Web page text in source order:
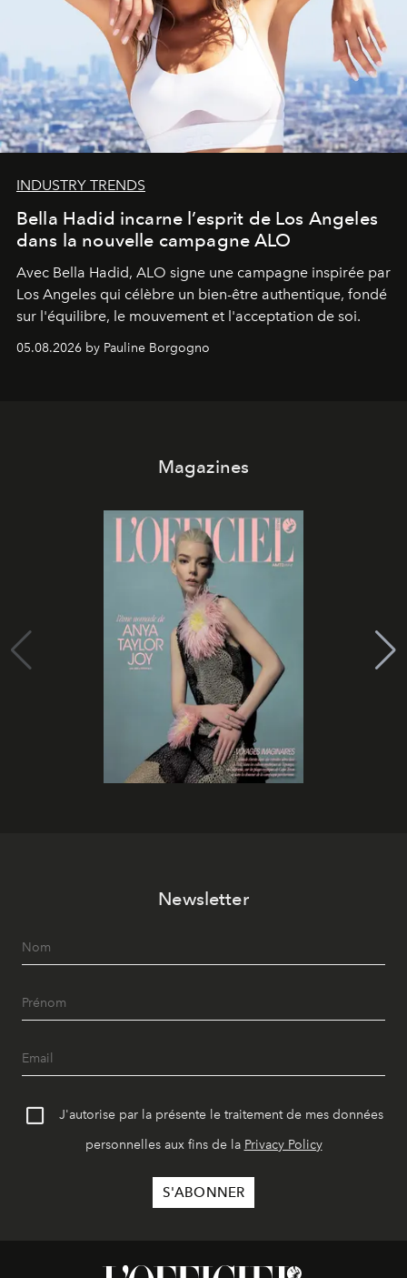
INDUSTRY TRENDS
Bella Hadid incarne l’esprit de Los Angeles
dans la nouvelle campagne ALO
Avec Bella Hadid, ALO signe une campagne inspirée par
Los Angeles qui célèbre un bien-être authentique, fondé
sur l'équilibre, le mouvement et l'acceptation de soi.
05.08.2026 by Pauline Borgogno
Magazines
Newsletter
J'autorise par la présente le traitement de mes données
personnelles aux fins de la Privacy Policy